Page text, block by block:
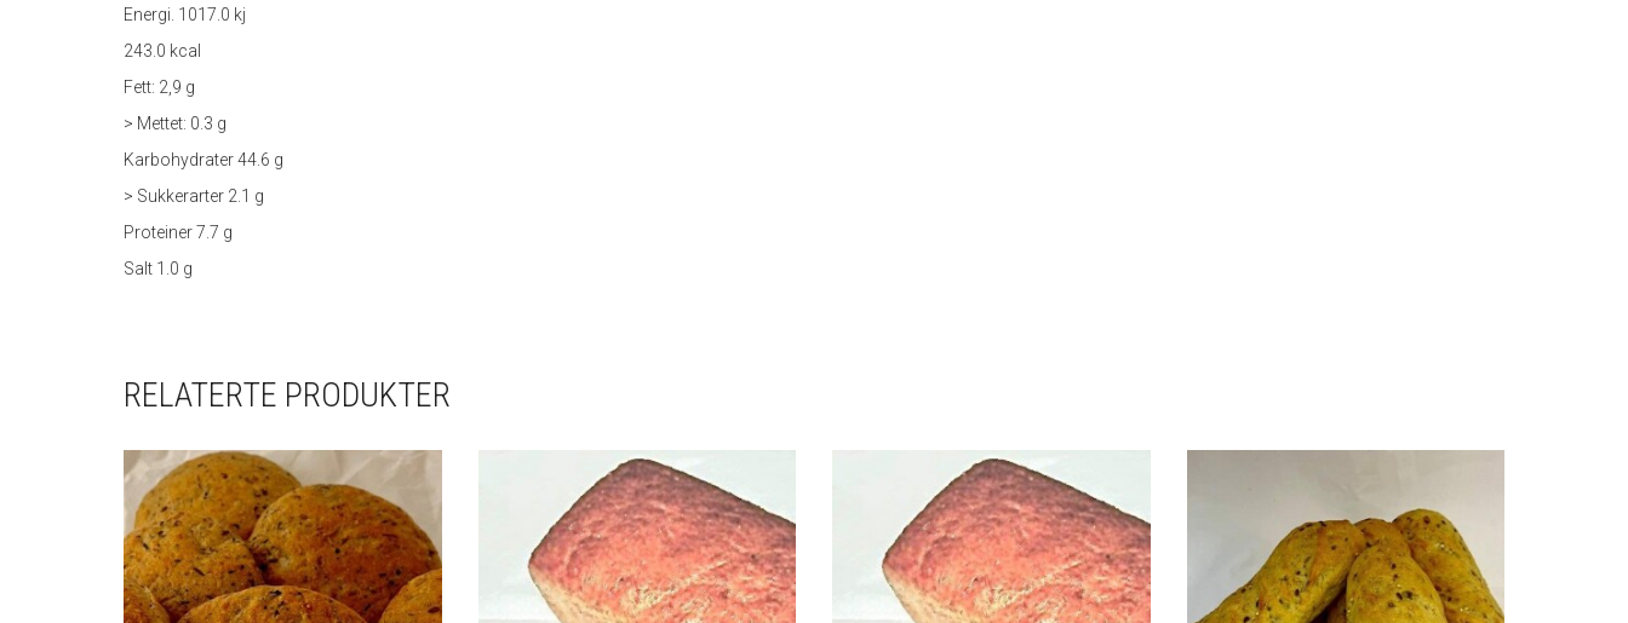
Energi. 1017.0 kj
243.0 kcal
Fett: 2,9 g
> Mettet: 0.3 g
Karbohydrater 44.6 g
> Sukkerarter 2.1 g
Proteiner 7.7 g
Salt 1.0 g
RELATERTE PRODUKTER